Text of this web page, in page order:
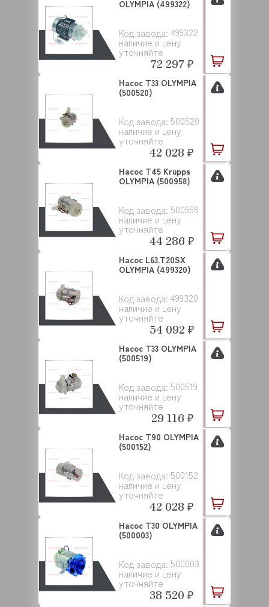
Код завода: 499322
наличие и цену
уточняйте
OLYMPIA (499322)
72 297 ₽
Код завода: 500520
наличие и цену
уточняйте
Насос T33 OLYMPIA
(500520)
42 028 ₽
Код завода: 500958
наличие и цену
уточняйте
Насос T45 Krupps
OLYMPIA (500958)
44 286 ₽
Код завода: 499320
наличие и цену
уточняйте
Насос L63.T20SX
OLYMPIA (499320)
54 092 ₽
Код завода: 500519
наличие и цену
уточняйте
Насос T33 OLYMPIA
(500519)
29 116 ₽
Код завода: 500152
наличие и цену
уточняйте
Насос T90 OLYMPIA
(500152)
42 028 ₽
Код завода: 500003
наличие и цену
уточняйте
Насос T30 OLYMPIA
(500003)
38 520 ₽